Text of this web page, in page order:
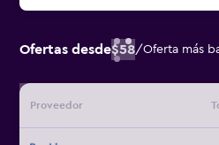
Ofertas desde$58/Oferta más
Proveedor